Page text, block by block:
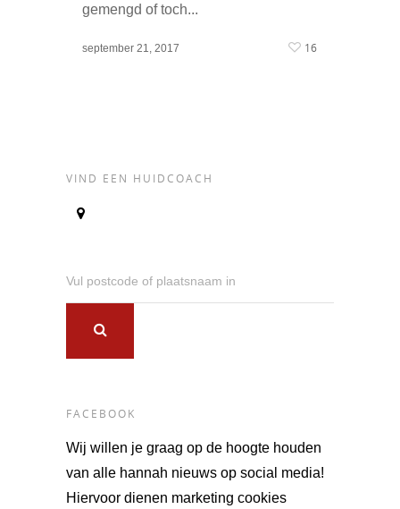
gemengd of toch...
september 21, 2017 16
VIND EEN HUIDCOACH
Vul postcode of plaatsnaam in
FACEBOOK
Wij willen je graag op de hoogte houden
van alle hannah nieuws op social media!
Hiervoor dienen marketing cookies